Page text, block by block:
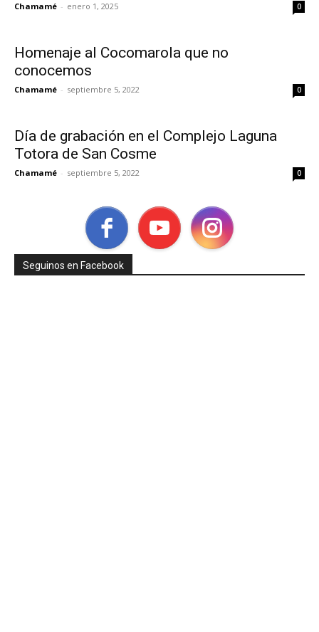
Chamamé - enero 1, 2025 0
Homenaje al Cocomarola que no
conocemos
Chamamé - septiembre 5, 2022 0
Día de grabación en el Complejo Laguna
Totora de San Cosme
Chamamé - septiembre 5, 2022 0
Seguinos en Facebook